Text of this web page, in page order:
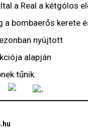
a Real a kétgólos
a bombaerős kerete
nyújtott
alapján
tűnik.